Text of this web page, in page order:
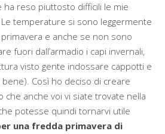
ha reso piuttosto difficili le mie
temperature si sono leggermente
e anche se non sono
fuori dall’armadio i capi invernali,
visto gente indossare cappotti e
Così ho deciso di creare
anche voi vi siate trovate nella
potesse quindi tornarvi utile
una fredda primavera di